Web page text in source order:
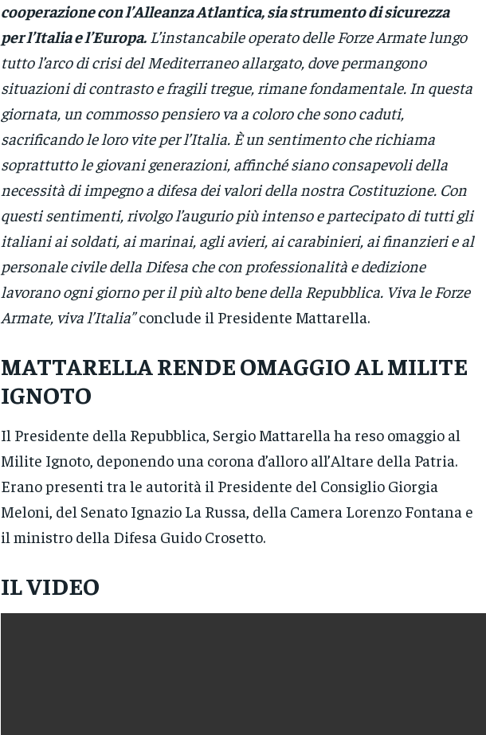
cooperazione con l’Alleanza Atlantica, sia strumento di sicurezza
per l’Italia e l’Europa.L’instancabile operato delle Forze Armate lungo
tutto l’arco di crisi del Mediterraneo allargato, dove permangono
situazioni di contrasto e fragili tregue, rimane fondamentale. In questa
giornata, un commosso pensiero va a coloro che sono caduti,
sacrificando le loro vite per l’Italia. È un sentimento che richiama
soprattutto le giovani generazioni, affinché siano consapevoli della
necessità di impegno a difesa dei valori della nostra Costituzione. Con
questi sentimenti, rivolgo l’augurio più intenso e partecipato di tutti gli
italiani ai soldati, ai marinai, agli avieri, ai carabinieri, ai finanzieri e al
personale civile della Difesa che con professionalità e dedizione
lavorano ogni giorno per il più alto bene della Repubblica. Viva le Forze
Armate, viva l’Italia”conclude il Presidente Mattarella.
MATTARELLA RENDE OMAGGIO AL MILITE
IGNOTO
Il Presidente della Repubblica, Sergio Mattarella ha reso omaggio al
Milite Ignoto, deponendo una corona d’alloro all’Altare della Patria.
Erano presenti tra le autorità il Presidente del Consiglio Giorgia
Meloni, del Senato Ignazio La Russa, della Camera Lorenzo Fontana e
il ministro della Difesa Guido Crosetto.
IL VIDEO